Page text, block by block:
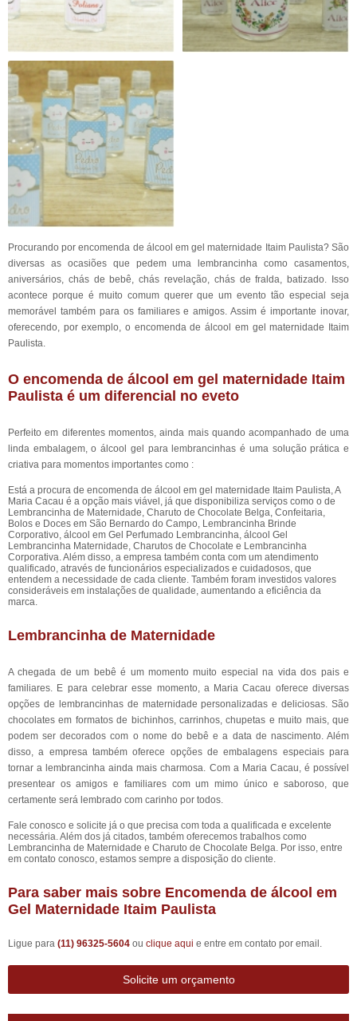
Procurando por encomenda de álcool em gel maternidade Itaim Paulista? São
diversas as ocasiões que pedem uma lembrancinha como casamentos,
aniversários, chás de bebê, chás revelação, chás de fralda, batizado. Isso
acontece porque é muito comum querer que um evento tão especial seja
memorável também para os familiares e amigos. Assim é importante inovar,
oferecendo, por exemplo, o encomenda de álcool em gel maternidade Itaim
Paulista.
O encomenda de álcool em gel maternidade Itaim
Paulista é um diferencial no eveto
Perfeito em diferentes momentos, ainda mais quando acompanhado de uma
linda embalagem, o álcool gel para lembrancinhas é uma solução prática e
criativa para momentos importantes como :
Está a procura de encomenda de álcool em gel maternidade Itaim Paulista, A
Maria Cacau é a opção mais viável, já que disponibiliza serviços como o de
Lembrancinha de Maternidade, Charuto de Chocolate Belga, Confeitaria,
Bolos e Doces em São Bernardo do Campo, Lembrancinha Brinde
Corporativo, álcool em Gel Perfumado Lembrancinha, álcool Gel
Lembrancinha Maternidade, Charutos de Chocolate e Lembrancinha
Corporativa. Além disso, a empresa também conta com um atendimento
qualificado, através de funcionários especializados e cuidadosos, que
entendem a necessidade de cada cliente. Também foram investidos valores
consideráveis em instalações de qualidade, aumentando a eficiência da
marca.
Lembrancinha de Maternidade
A chegada de um bebê é um momento muito especial na vida dos pais e
familiares. E para celebrar esse momento, a Maria Cacau oferece diversas
opções de lembrancinhas de maternidade personalizadas e deliciosas. São
chocolates em formatos de bichinhos, carrinhos, chupetas e muito mais, que
podem ser decorados com o nome do bebê e a data de nascimento. Além
disso, a empresa também oferece opções de embalagens especiais para
tornar a lembrancinha ainda mais charmosa. Com a Maria Cacau, é possível
presentear os amigos e familiares com um mimo único e saboroso, que
certamente será lembrado com carinho por todos.
Fale conosco e solicite já o que precisa com toda a qualificada e excelente
necessária. Além dos já citados, também oferecemos trabalhos como
Lembrancinha de Maternidade e Charuto de Chocolate Belga. Por isso, entre
em contato conosco, estamos sempre a disposição do cliente.
Para saber mais sobre Encomenda de álcool em
Gel Maternidade Itaim Paulista
Ligue para (11) 96325-5604 ou clique aqui e entre em contato por email.
Solicite um orçamento